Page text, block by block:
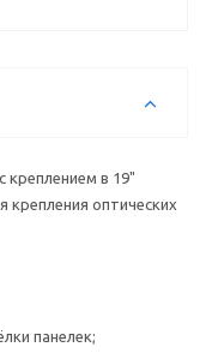
креплением в 19"
оптических
панелек;